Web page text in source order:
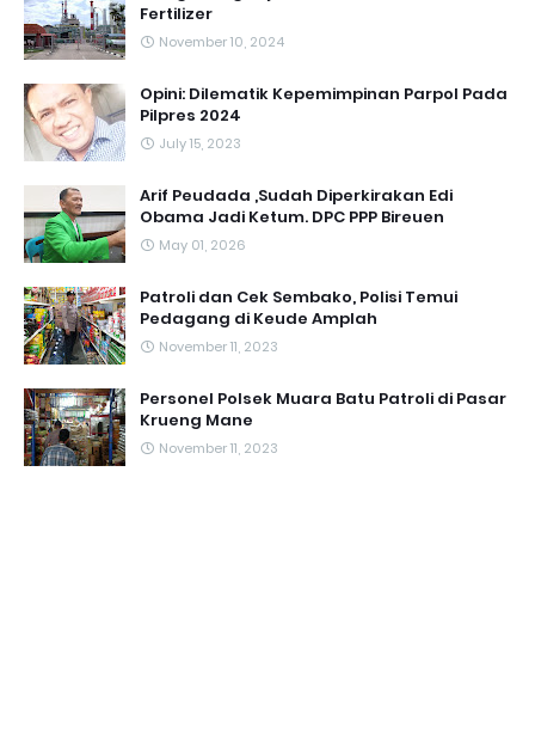
Fertilizer
November 10, 2024
Opini: Dilematik Kepemimpinan Parpol Pada
Pilpres 2024
July 15, 2023
Arif Peudada ,Sudah Diperkirakan Edi
Obama Jadi Ketum. DPC PPP Bireuen
May 01, 2026
Patroli dan Cek Sembako, Polisi Temui
Pedagang di Keude Amplah
November 11, 2023
Personel Polsek Muara Batu Patroli di Pasar
Krueng Mane
November 11, 2023